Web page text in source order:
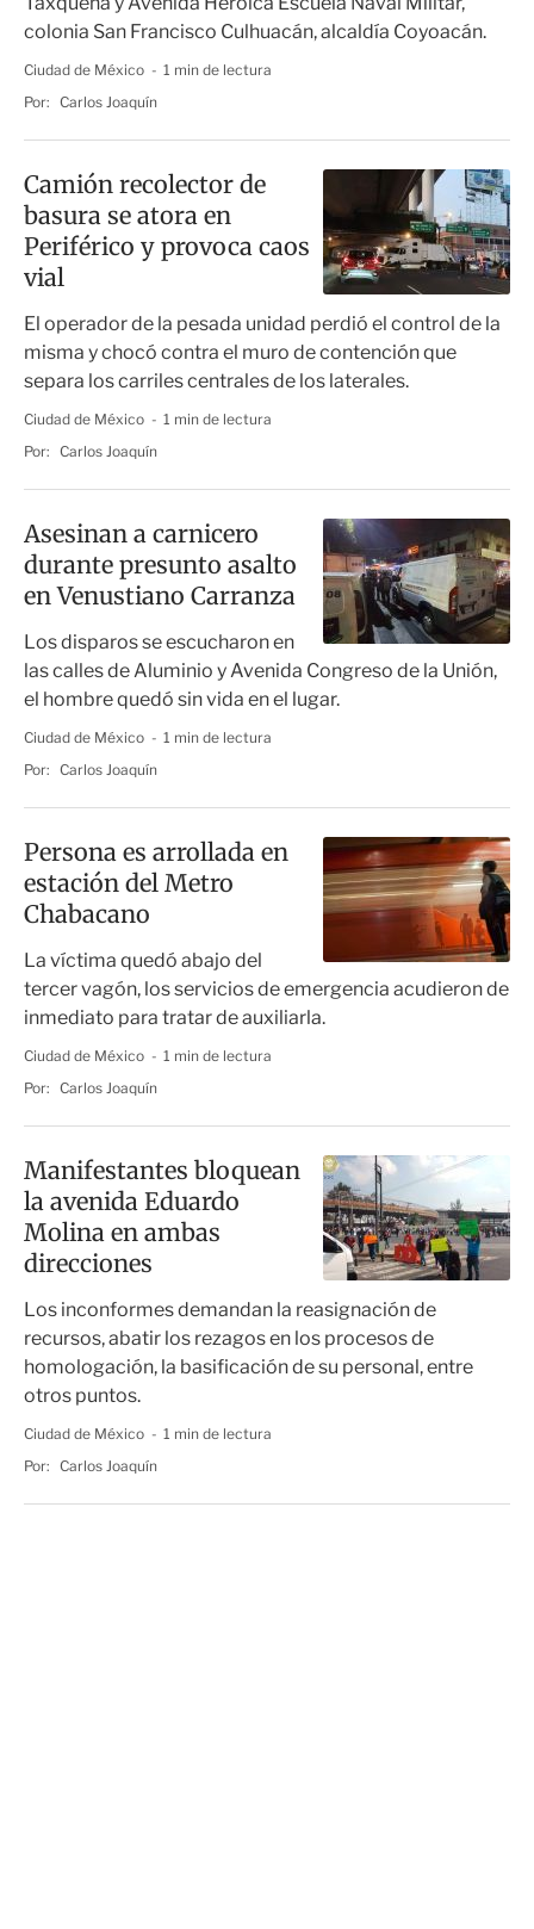
colonia San Francisco Culhuacán, alcaldía Coyoacán.
Ciudad de México
1 min de lectura
Por: Carlos Joaquín
Camión recolector de
basura se atora en
Periférico y provoca caos
vial
El operador de la pesada unidad perdió el control de la
misma y chocó contra el muro de contención que
separa los carriles centrales de los laterales.
Ciudad de México
1 min de lectura
Por: Carlos Joaquín
Asesinan a carnicero
durante presunto asalto
en Venustiano Carranza
Los disparos se escucharon en
las calles de Aluminio y Avenida Congreso de la Unión,
el hombre quedó sin vida en el lugar.
Ciudad de México
1 min de lectura
Por: Carlos Joaquín
Persona es arrollada en
estación del Metro
Chabacano
La víctima quedó abajo del
tercer vagón, los servicios de emergencia acudieron de
inmediato para tratar de auxiliarla.
Ciudad de México
1 min de lectura
Por: Carlos Joaquín
Manifestantes bloquean
la avenida Eduardo
Molina en ambas
direcciones
Los inconformes demandan la reasignación de
recursos, abatir los rezagos en los procesos de
homologación, la basificación de su personal, entre
otros puntos.
Ciudad de México
1 min de lectura
Por: Carlos Joaquín